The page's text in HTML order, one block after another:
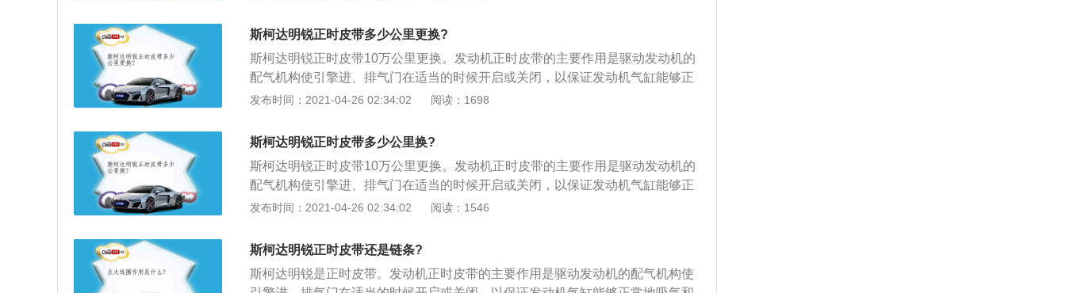
定镙丝拧上，固定住曲轴；2、转动进排气凸轮轴，凸轮轴后端有凹槽，将两根
凸轮轴凹槽平衡对齐，将专用工具卡进去；3、拆下旧链条装上新链条。曲轴皮
带轮也是没有滑键的，安装时，皮带轮上面有一个圆孔，对正链条外壳上面的凹
槽里；4、曲轴位置传感器是可以调整的，安装时要不间隙调整到位，不然会报
故障码；曲轴链轮与皮带轮都是自由转动的。
斯柯达明锐正时皮带多少公里更换?
斯柯达明锐正时皮带10万公里更换。发动机正时皮带的主要作用是驱动发动机的
配气机构使引擎进、排气门在适当的时候开启或关闭，以保证发动机气缸能够正
常地吸气和排气。以下是正时皮带的更换步骤：1、将气门室盖拆开，曲轴皮带
定镙丝拧上，固定住曲轴；2、转动进排气凸轮轴，凸轮轴后端有凹槽，将两根
凸轮轴凹槽平衡对齐，将专用工具卡进去；3、拆下旧链条装上新链条。曲轴皮
带轮也是没有滑键的，安装时，皮带轮上面有一个圆孔，对正链条外壳上面的凹
槽里；4、曲轴位置传感器是可以调整的，安装时要不间隙调整到位，不然会报
故障码；曲轴链轮与皮带轮都是自由转动的。
发布时间：2021-04-26 02:34:02 阅读：1698
斯柯达明锐正时皮带多少公里换?
斯柯达明锐正时皮带10万公里更换。发动机正时皮带的主要作用是驱动发动机的
配气机构使引擎进、排气门在适当的时候开启或关闭，以保证发动机气缸能够正
常地吸气和排气。以下是正时皮带的更换步骤：1、将气门室盖拆开，曲轴皮带
定镙丝拧上，固定住曲轴；2、转动进排气凸轮轴，凸轮轴后端有凹槽，将两根
凸轮轴凹槽平衡对齐，将专用工具卡进去；3、拆下旧链条装上新链条。曲轴皮
带轮也是没有滑键的，安装时，皮带轮上面有一个圆孔，对正链条外壳上面的凹
发布时间：2021-04-26 02:34:02 阅读：1546
斯柯达明锐正时皮带还是链条?
斯柯达明锐是正时皮带。发动机正时皮带的主要作用是驱动发动机的配气机构使